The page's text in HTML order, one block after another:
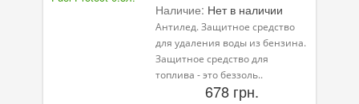
Наличие: Нет в наличии
Антилед. Защитное средство
для удаления воды из бензина.
Защитное средство для
топлива - это беззоль..
678 грн.